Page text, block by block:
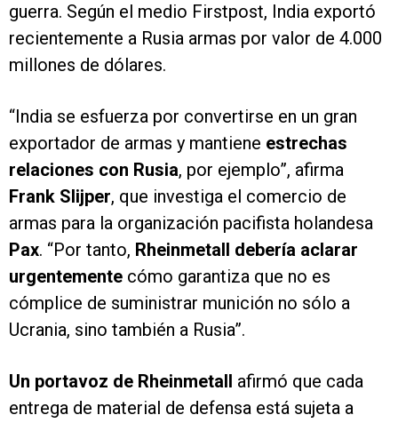
guerra. Según el medio Firstpost, India exportó
recientemente a Rusia armas por valor de 4.000
millones de dólares.
“India se esfuerza por convertirse en un gran
exportador de armas y mantiene estrechas
relaciones con Rusia, por ejemplo”, afirma
Frank Slijper, que investiga el comercio de
armas para la organización pacifista holandesa
Pax. “Por tanto, Rheinmetall debería aclarar
urgentemente cómo garantiza que no es
cómplice de suministrar munición no sólo a
Ucrania, sino también a Rusia”.
Un portavoz de Rheinmetall afirmó que cada
entrega de material de defensa está sujeta a